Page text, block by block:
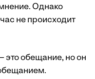
Однако
не происходит
это обещание, но он